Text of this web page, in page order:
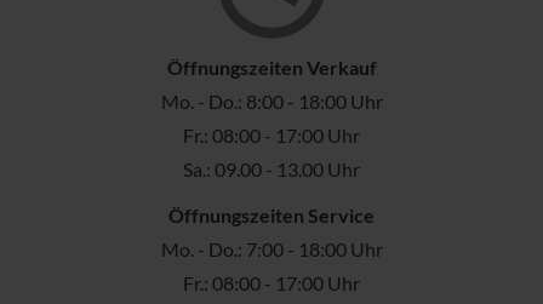
Öffnungszeiten Verkauf
Mo. - Do.: 8:00 - 18:00 Uhr
Fr.: 08:00 - 17:00 Uhr
Sa.: 09.00 - 13.00 Uhr
Öffnungszeiten Service
Mo. - Do.: 7:00 - 18:00 Uhr
Fr.: 08:00 - 17:00 Uhr